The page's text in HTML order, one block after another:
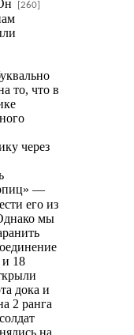
[260]
то, что в
через
—
его из
мы
и 18
дока и
2 ранга
на